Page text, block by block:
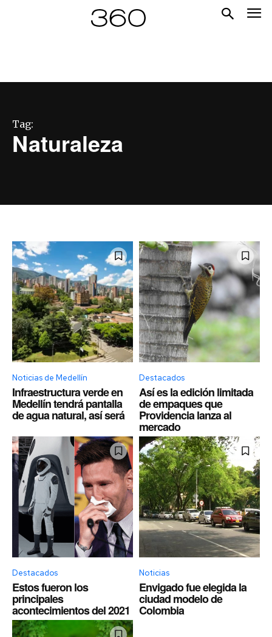
Tag:
Naturaleza
Noticias de Medellín
Infraestructura verde en
Medellín tendrá pantalla
de agua natural, así será
Destacados
Así es la edición limitada
de empaques que
Providencia lanza al
mercado
Destacados
Estos fueron los
principales
acontecimientos del 2021
Noticias
Envigado fue elegida la
ciudad modelo de
Colombia